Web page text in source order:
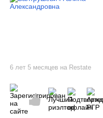
6 лет 5 месяцев на Restate